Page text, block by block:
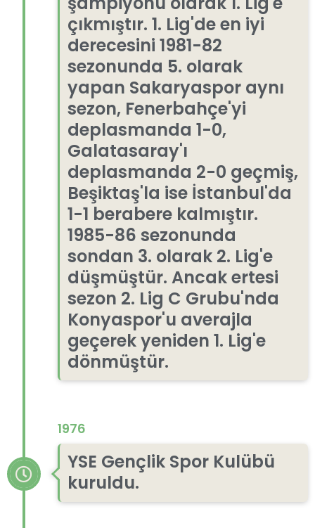
çıkmıştır. 1. Lig'de en iyi
derecesini 1981-82
sezonunda 5. olarak
yapan Sakaryaspor aynı
sezon, Fenerbahçe'yi
deplasmanda 1-0,
Galatasaray'ı
deplasmanda 2-0 geçmiş,
Beşiktaş'la ise İstanbul'da
1-1 berabere kalmıştır.
1985-86 sezonunda
sondan 3. olarak 2. Lig'e
düşmüştür. Ancak ertesi
sezon 2. Lig C Grubu'nda
Konyaspor'u averajla
geçerek yeniden 1. Lig'e
dönmüştür.
1976
YSE Gençlik Spor Kulübü
kuruldu.